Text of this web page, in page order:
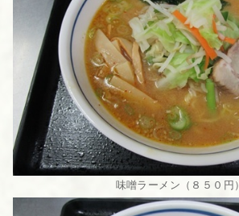
味噌ラーメン（８５０円）